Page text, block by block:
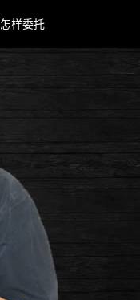
怎样委托